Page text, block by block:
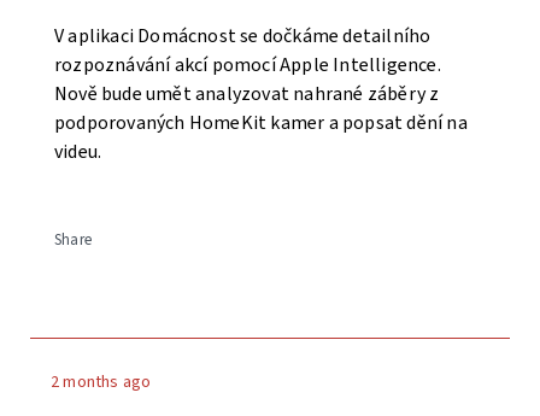
V aplikaci Domácnost se dočkáme detailního
rozpoznávání akcí pomocí Apple Intelligence.
Nově bude umět analyzovat nahrané záběry z
podporovaných HomeKit kamer a popsat dění na
videu.
Share
2 months ago